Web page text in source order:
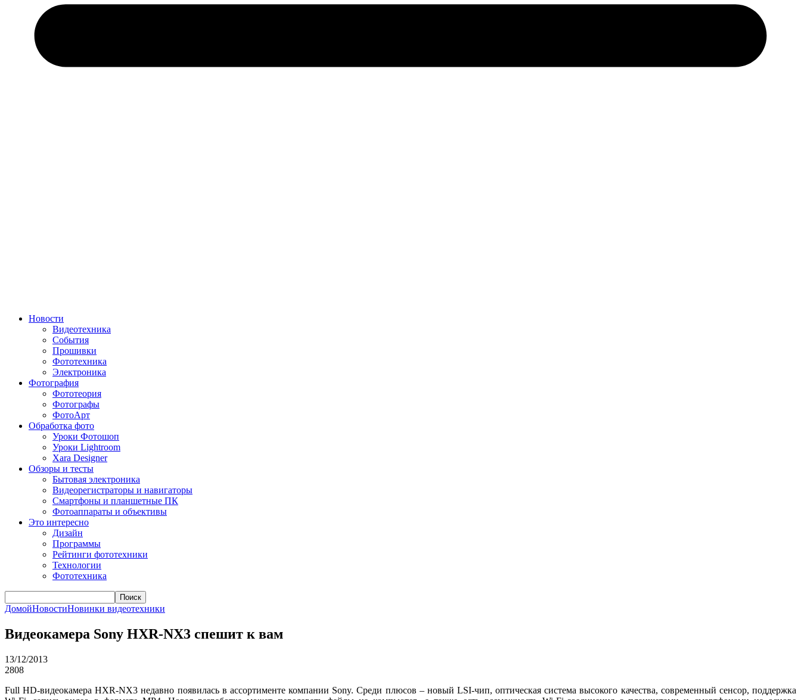
Новости
Видеотехника
События
Прошивки
Фототехника
Электроника
Фотография
Фототеория
Фотографы
ФотоАрт
Обработка фото
Уроки Фотошоп
Уроки Lightroom
Xara Designer
Обзоры и тесты
Бытовая электроника
Видеорегистраторы и навигаторы
Смартфоны и планшетные ПК
Фотоаппараты и объективы
Это интересно
Дизайн
Программы
Рейтинги фототехники
Технологии
Фототехника
Поиск
ДомойНовостиНовинки видеотехники
Видеокамера Sony HXR-NX3 спешит к вам
13/12/2013
2808
Full HD-видеокамера HXR-NX3 недавно появилась в ассортименте компании Sony. Среди плюсов – новый LSI-чип, оптическая система высокого качества, современный сенсор, поддержка